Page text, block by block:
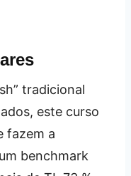
tradicional
este curso
fazem a
benchmark